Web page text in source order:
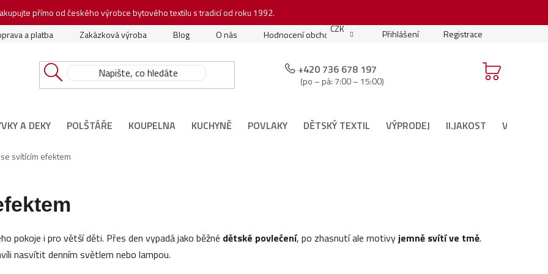
přímo od českého výrobce bytového textilu s tradicí od roku 1992.
a platba
Zakázková výroba Blog O nás Hodnocení obchodu Moje objednávka Podmínky soutěže
CZK Přihlášení Registrace
+420 736 678 197
(po – pá: 7:00 – 15:00)
A DEKY POLŠTÁŘE KOUPELNA KUCHYNĚ POVLAKY DĚTSKÝ TEXTIL VÝPRODEJ II.JAKOST VÁNOČNÍ
svítícím efektem
pokoje i pro větší děti. Přes den vypadá jako běžné dětské povlečení, po zhasnutí ale motivy jemně svítí ve tmě.
nasvítit denním světlem nebo lampou.